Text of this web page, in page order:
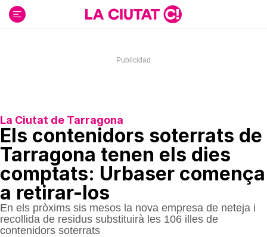
contenido
La Ciutat de Tarragona
Els contenidors soterrats de
Tarragona tenen els dies
comptats: Urbaser comença
a retirar-los
En els pròxims sis mesos la nova empresa de neteja i
recollida de residus substituirà les 106 illes de
contenidors soterrats